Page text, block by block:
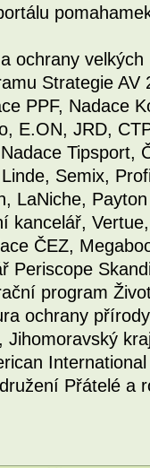
ochrany
Strategie
PPF, Nadace
E.ON, JRD,
Tipsport,
Semix,
LaNiche,
kancelář,
ČEZ,
Periscope
program
ochrany
Jihomoravský
Přátelé a